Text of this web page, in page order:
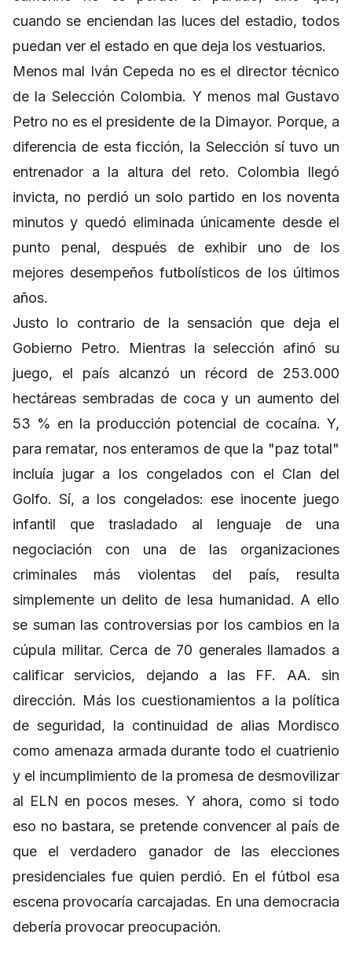
cuando se enciendan las luces del estadio, todos
puedan ver el estado en que deja los vestuarios.
Menos mal Iván Cepeda no es el director técnico
de la Selección Colombia. Y menos mal Gustavo
Petro no es el presidente de la Dimayor. Porque, a
diferencia de esta ficción, la Selección sí tuvo un
entrenador a la altura del reto. Colombia llegó
invicta, no perdió un solo partido en los noventa
minutos y quedó eliminada únicamente desde el
punto penal, después de exhibir uno de los
mejores desempeños futbolísticos de los últimos
años.
Justo lo contrario de la sensación que deja el
Gobierno Petro. Mientras la selección afinó su
juego, el país alcanzó un récord de 253.000
hectáreas sembradas de coca y un aumento del
53 % en la producción potencial de cocaína. Y,
para rematar, nos enteramos de que la "paz total"
incluía jugar a los congelados con el Clan del
Golfo. Sí, a los congelados: ese inocente juego
infantil que trasladado al lenguaje de una
negociación con una de las organizaciones
criminales más violentas del país, resulta
simplemente un delito de lesa humanidad. A ello
se suman las controversias por los cambios en la
cúpula militar. Cerca de 70 generales llamados a
calificar servicios, dejando a las FF. AA. sin
dirección. Más los cuestionamientos a la política
de seguridad, la continuidad de alias Mordisco
como amenaza armada durante todo el cuatrienio
y el incumplimiento de la promesa de desmovilizar
al ELN en pocos meses. Y ahora, como si todo
eso no bastara, se pretende convencer al país de
que el verdadero ganador de las elecciones
presidenciales fue quien perdió. En el fútbol esa
escena provocaría carcajadas. En una democracia
debería provocar preocupación.